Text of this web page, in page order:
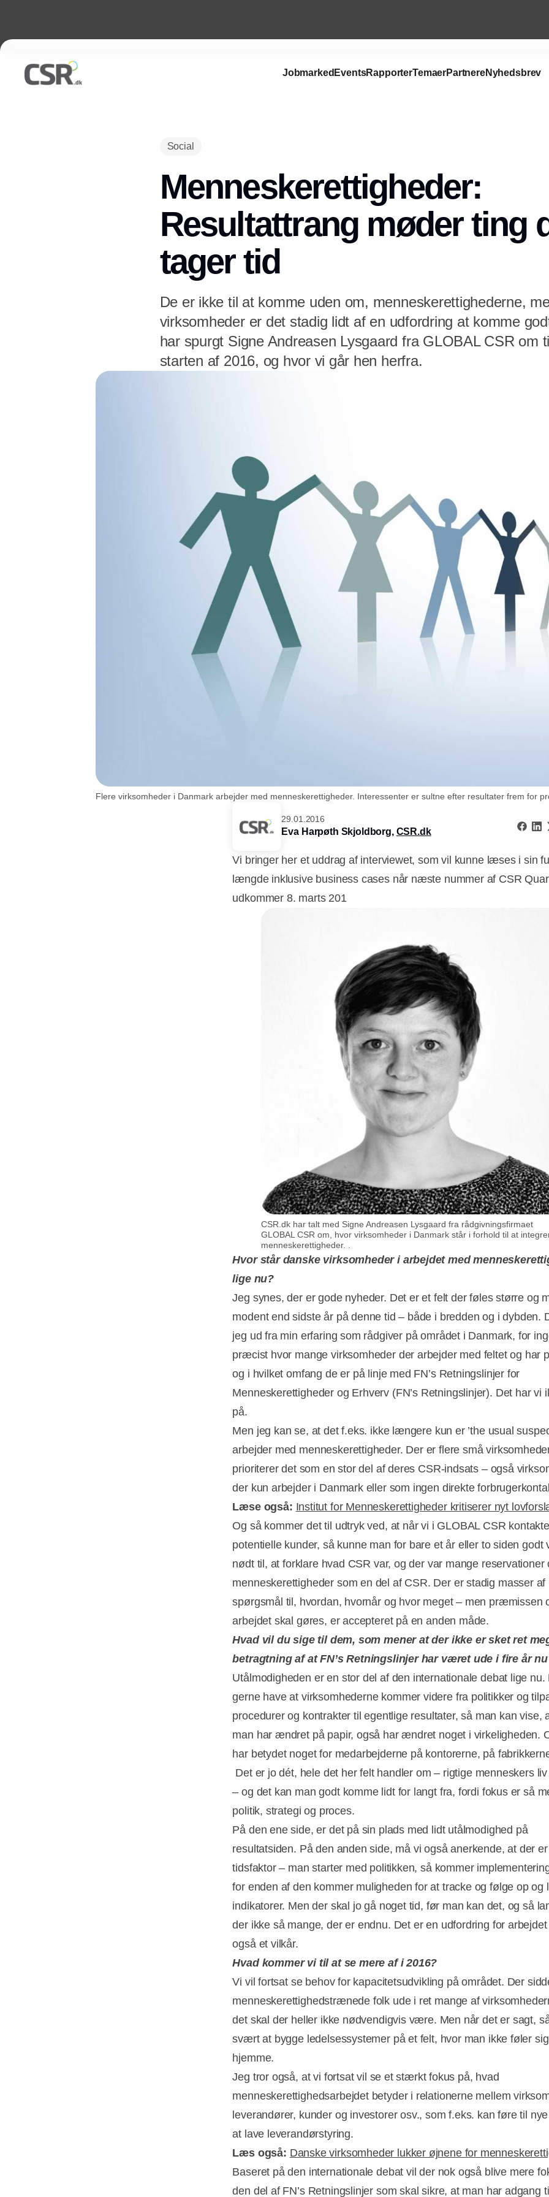
Jobmarked EventsRapporterTemaerPartnereNyhedsbrev
Social
Menneskerettigheder:
Resultattrang møder ting
tager tid
De er ikke til at komme uden om, menneskerettighederne,
virksomheder er det stadig lidt af en udfordring at komme
har spurgt Signe Andreasen Lysgaard fra GLOBAL CSR om
starten af 2016, og hvor vi går hen herfra.
Flere virksomheder i Danmark arbejder med menneskerettigheder. Interessenter er sultne efter resultater frem for
29.01.2016
Eva Harpøth Skjoldborg, CSR.dk
Vi bringer her et uddrag af interviewet, som vil kunne læses i sin
længde inklusive business cases når næste nummer af CSR
udkommer 8. marts 201
CSR.dk har talt med Signe Andreasen Lysgaard fra rådgivningsfirmaet
GLOBAL CSR om, hvor virksomheder i Danmark står i forhold til at
menneskerettigheder. .
Hvor står danske virksomheder i arbejdet med
lige nu?
Jeg synes, der er gode nyheder. Det er et felt der føles større og
modent end sidste år på denne tid – både i bredden og i dybden.
jeg ud fra min erfaring som rådgiver på området i Danmark, for
præcist hvor mange virksomheder der arbejder med feltet og har
og i hvilket omfang de er på linje med FN’s Retningslinjer for
Menneskerettigheder og Erhverv (FN’s Retningslinjer). Det har vi
på.
Men jeg kan se, at det f.eks. ikke længere kun er ’the usual
arbejder med menneskerettigheder. Der er flere små
prioriterer det som en stor del af deres CSR-indsats – også
der kun arbejder i Danmark eller som ingen direkte
Læse også: Institut for Menneskerettigheder kritiserer nyt
Og så kommer det til udtryk ved, at når vi i GLOBAL CSR
potentielle kunder, så kunne man for bare et år eller to siden
nødt til, at forklare hvad CSR var, og der var mange reservationer
menneskerettigheder som en del af CSR. Der er stadig masser af
spørgsmål til, hvordan, hvornår og hvor meget – men præmissen
arbejdet skal gøres, er accepteret på en anden måde.
Hvad vil du sige til dem, som mener at der ikke er sket ret
betragtning af at FN’s Retningslinjer har været ude i fire år
Utålmodigheden er en stor del af den internationale debat lige nu.
gerne have at virksomhederne kommer videre fra politikker og
procedurer og kontrakter til egentlige resultater, så man kan vise,
man har ændret på papir, også har ændret noget i virkeligheden.
har betydet noget for medarbejderne på kontorerne, på
Det er jo dét, hele det her felt handler om – rigtige menneskers
– og det kan man godt komme lidt for langt fra, fordi fokus er så
politik, strategi og proces.
På den ene side, er det på sin plads med lidt utålmodighed på
resultatsiden. På den anden side, må vi også anerkende, at der
tidsfaktor – man starter med politikken, så kommer
for enden af den kommer muligheden for at tracke og følge op og
indikatorer. Men der skal jo gå noget tid, før man kan det, og så
der ikke så mange, der er endnu. Det er en udfordring for
også et vilkår.
Hvad kommer vi til at se mere af i 2016?
Vi vil fortsat se behov for kapacitetsudvikling på området. Der
menneskerettighedstrænede folk ude i ret mange af
det skal der heller ikke nødvendigvis være. Men når det er sagt,
svært at bygge ledelsessystemer på et felt, hvor man ikke føler
hjemme.
Jeg tror også, at vi fortsat vil se et stærkt fokus på, hvad
menneskerettighedsarbejdet betyder i relationerne mellem
leverandører, kunder og investorer osv., som f.eks. kan føre til
at lave leverandørstyring.
Læs også: Danske virksomheder lukker øjnene for
Baseret på den internationale debat vil der nok også blive mere
den del af FN’s Retningslinjer som skal sikre, at man har adgang til